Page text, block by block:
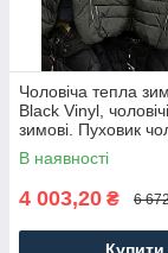
Чоловіча тепла
Black Vinyl,
зимові. Пуховик
зима Хакі.
В наявності
4 003,20 ₴ 6